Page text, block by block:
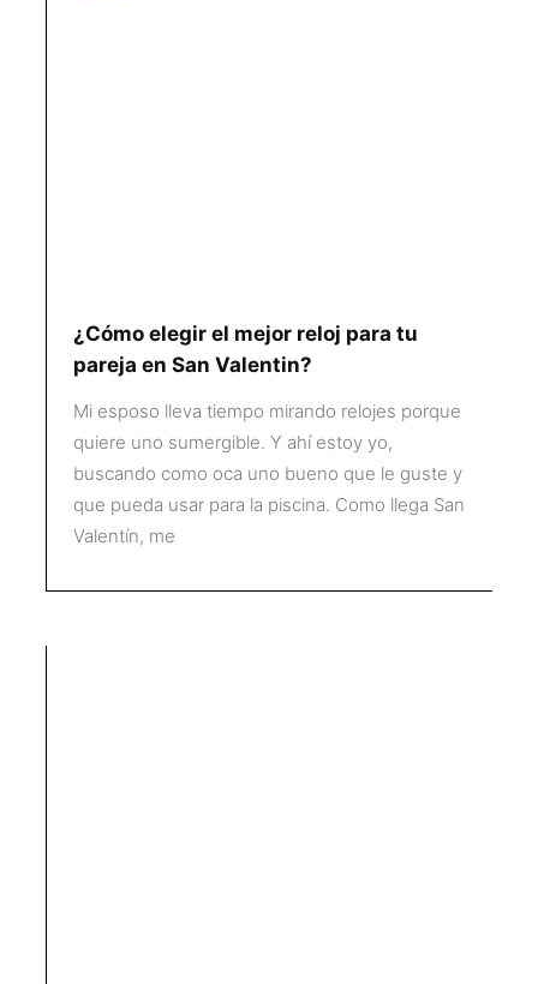
¿Cómo elegir el mejor reloj para tu
pareja en San Valentin?
Mi esposo lleva tiempo mirando relojes porque
quiere uno sumergible. Y ahí estoy yo,
buscando como oca uno bueno que le guste y
que pueda usar para la piscina. Como llega San
Valentín, me